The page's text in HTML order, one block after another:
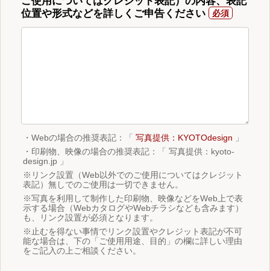
位置や形式などを詳しくご申告ください
・Webの場合の推奨表記：「 写真提供：KYOTOdesign 」
・印刷物、映像の場合の推奨表記：「 写真提供：kyoto-
design.jp 」
※リンク設置（Web以外でのご使用についてはクレジット
表記）無しでのご使用は一切できません。
※写真を利用して制作した印刷物、映像などをWeb上で表
示する場合（WebカタログやWebチラシなども含みます）
も、リンク設置が必須となります。
※止むを得ない事情でリンク設置やクレジット表記が不可
能な場合は、下の「ご使用用途、目的」の欄に詳しい理由
をご記入の上ご相談ください。